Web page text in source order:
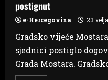
postignut
e-Hercegovina 23
Gradsko vijeće
sjednici postiglo
Grada Mostara.